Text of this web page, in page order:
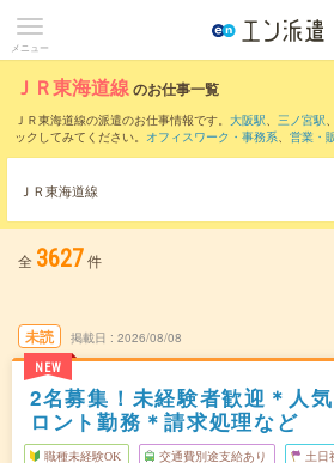
メニュー
ＪＲ東海道線のお仕事一覧
ＪＲ東海道線の派遣のお仕事情報です。 大阪駅、 三ノ宮駅、
ックしてみてください。 オフィスワーク・事務系、 営業・
ＪＲ東海道線
全 3627件
未読
NEW
掲載日 2026/08/08
2名募集！未経験者歓迎＊人
ロント勤務＊請求処理など
職種未経験OK 交通費別途支給あり 土日